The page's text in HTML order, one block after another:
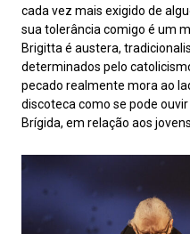
cada vez mais exigido de
sua tolerância comigo é um
Brigitta é austera,
determinados pelo
pecado realmente mora ao
discoteca como se pode
Brígida, em relação aos jovens.